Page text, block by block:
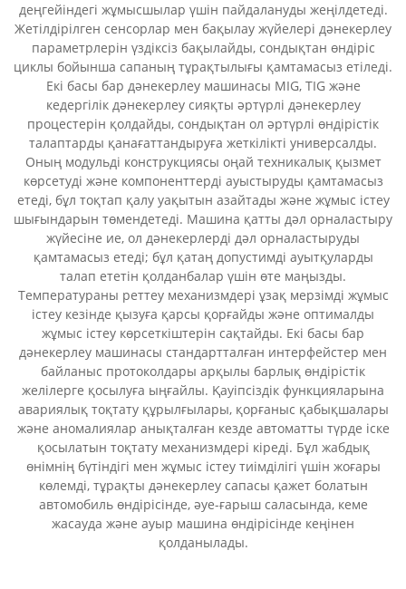
деңгейіндегі жұмысшылар үшін пайдалануды жеңілдетеді.
Жетілдірілген сенсорлар мен бақылау жүйелері дәнекерлеу
параметрлерін үздіксіз бақылайды, сондықтан өндіріс
циклы бойынша сапаның тұрақтылығы қамтамасыз етіледі.
Екі басы бар дәнекерлеу машинасы MIG, TIG және
кедергілік дәнекерлеу сияқты әртүрлі дәнекерлеу
процестерін қолдайды, сондықтан ол әртүрлі өндірістік
талаптарды қанағаттандыруға жеткілікті универсалды.
Оның модульді конструкциясы оңай техникалық қызмет
көрсетуді және компоненттерді ауыстыруды қамтамасыз
етеді, бұл тоқтап қалу уақытын азайтады және жұмыс істеу
шығындарын төмендетеді. Машина қатты дәл орналастыру
жүйесіне ие, ол дәнекерлерді дәл орналастыруды
қамтамасыз етеді; бұл қатаң допустимді ауытқуларды
талап ететін қолданбалар үшін өте маңызды.
Температураны реттеу механизмдері ұзақ мерзімді жұмыс
істеу кезінде қызуға қарсы қорғайды және оптималды
жұмыс істеу көрсеткіштерін сақтайды. Екі басы бар
дәнекерлеу машинасы стандартталған интерфейстер мен
байланыс протоколдары арқылы барлық өндірістік
желілерге қосылуға ыңғайлы. Қауіпсіздік функцияларына
авариялық тоқтату құрылғылары, қорғаныс қабықшалары
және аномалиялар анықталған кезде автоматты түрде іске
қосылатын тоқтату механизмдері кіреді. Бұл жабдық
өнімнің бүтіндігі мен жұмыс істеу тиімділігі үшін жоғары
көлемді, тұрақты дәнекерлеу сапасы қажет болатын
автомобиль өндірісінде, әуе-ғарыш саласында, кеме
жасауда және ауыр машина өндірісінде кеңінен
қолданылады.